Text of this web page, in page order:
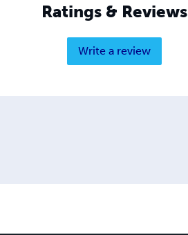
Ratings & Reviews
Write a review